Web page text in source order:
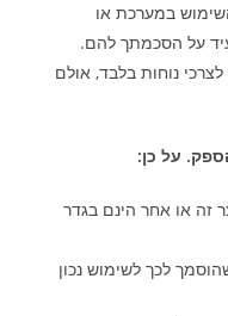
במערכת או
על הסכמתך להם.
נוחות בלבד, אולם
על כן:
זה או אחר הינם בגדר
לכך לשימוש נכון